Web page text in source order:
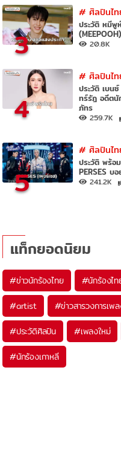
3
# ศิลปินไ
ประวัติ หมีพู
20.8K
4
# ศิลปินไ
ประวัติ เบน
ทร์รัฎ อดีตนั
ภัทร
259.7K
5
# ศิลปินไ
ประวัติ พร้อ
PERSES บ
241.2K
แท็กยอดนิยม
#ข่าวนักร้องไทย #นักร้องไ
#artist #ข่าวสารวงการเพ
#ประวัติศิลปิน #เพลงใหม่
#นักร้องเกาหลี